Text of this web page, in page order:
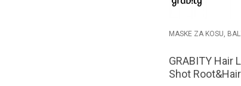
MASKE ZA KOSU,
GRABITY Hair
Shot Root&Hair